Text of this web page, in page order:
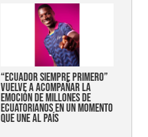
“Ecuador siempre primero”
vuelve a acompañar la
emoción de millones de
ecuatorianos en un momento
que une al país